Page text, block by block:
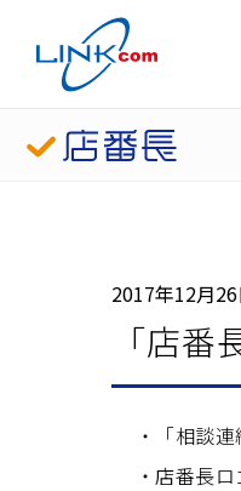
2017年12月26
「店
「相談
店番長ロ